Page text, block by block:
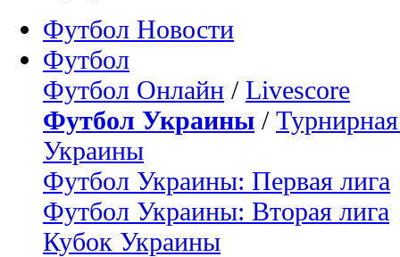
Футбол Новости
Футбол
Футбол Онлайн / Livescore
Футбол Украины /
Украины
Футбол Украины: Первая лига
Футбол Украины: Вторая лига
Кубок Украины